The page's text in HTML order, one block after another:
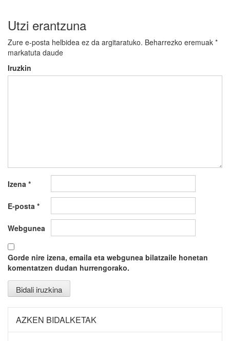
Utzi erantzuna
Zure e-posta helbidea ez da argitaratuko. Beharrezko eremuak *
markatuta daude
Iruzkin
Izena *
E-posta *
Webgunea
Gorde nire izena, emaila eta webgunea bilatzaile honetan
komentatzen dudan hurrengorako.
AZKEN BIDALKETAK